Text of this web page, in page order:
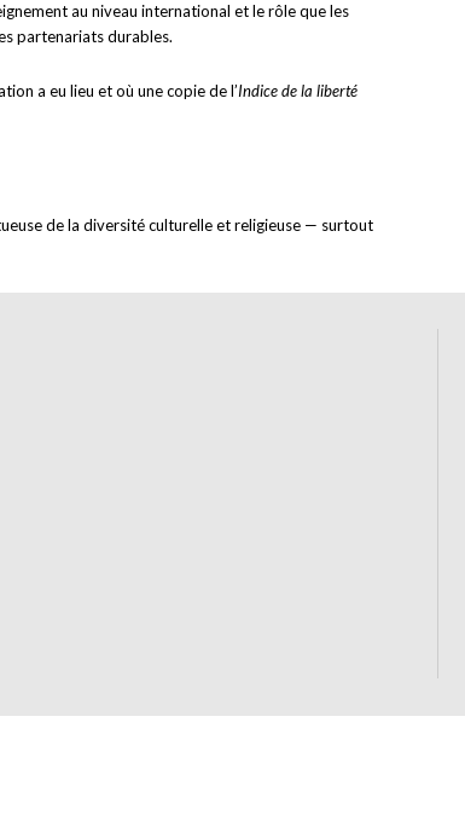
au niveau international et le rôle que les
partenariats durables.
a eu lieu et où une copie de l’Indice de la liberté
de la diversité culturelle et religieuse — surtout